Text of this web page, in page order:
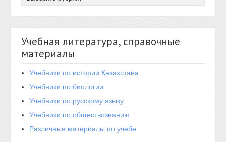
Учебная литература, справочные
материалы
Учебники по истории Казахстана
Учебники по биологии
Учебники по русскому языку
Учебники по обществознанию
Различные материалы по учебе